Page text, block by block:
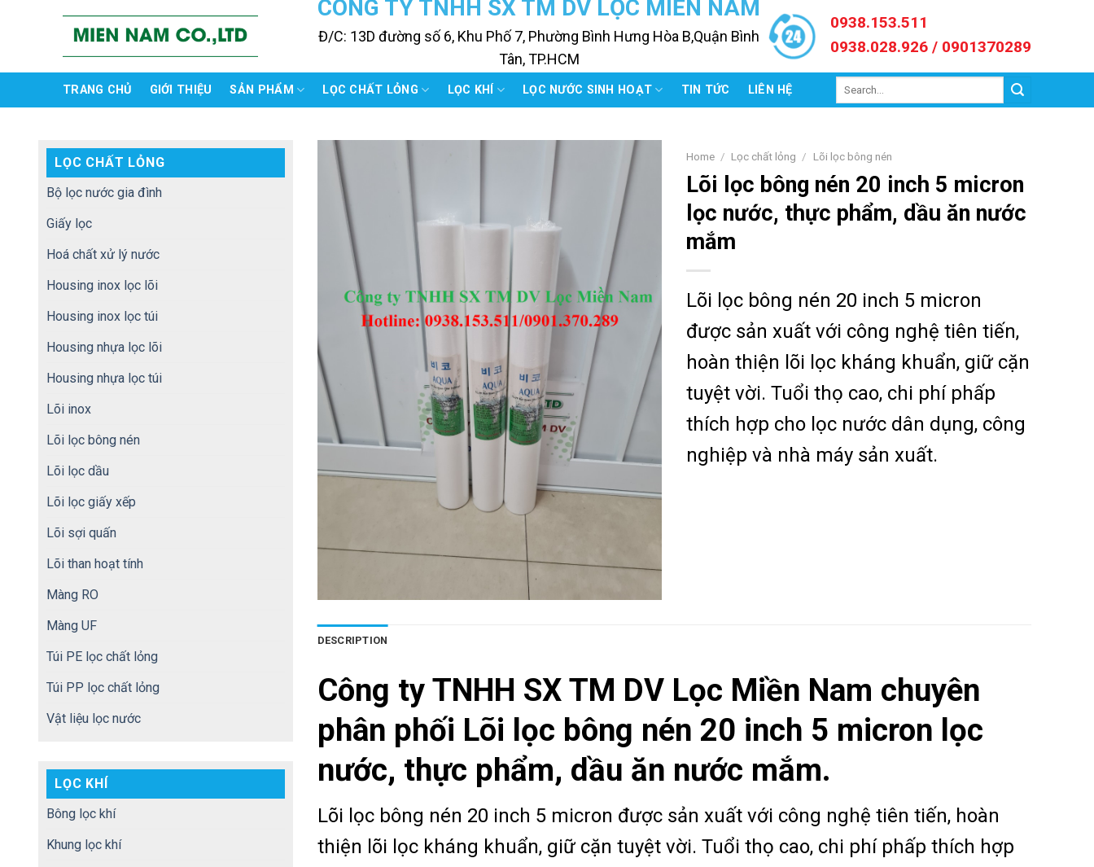
CÔNG TY TNHH SX TM DV LỌC MIỀN NAM
Đ/C: 13D đường số 6, Khu Phố 7, Phường Bình Hưng Hòa B,Quận Bình
Tân, TP.HCM
0938.153.511
0938.028.926 / 0901370289
TRANG CHỦ GIỚI THIỆU SẢN PHẨM LỌC CHẤT LỎNG LỌC KHÍ LỌC NƯỚC SINH HOẠT TIN TỨC LIÊN HỆ
LỌC CHẤT LỎNG
Bộ lọc nước gia đình
Giấy lọc
Hoá chất xử lý nước
Housing inox lọc lõi
Housing inox lọc túi
Housing nhựa lọc lõi
Housing nhựa lọc túi
Lõi inox
Lõi lọc bông nén
Lõi lọc dầu
Lõi lọc giấy xếp
Lõi sợi quấn
Lõi than hoạt tính
Màng RO
Màng UF
Túi PE lọc chất lỏng
Túi PP lọc chất lỏng
Vật liệu lọc nước
LỌC KHÍ
Bông lọc khí
Khung lọc khí
Home / Lọc chất lỏng / Lõi lọc bông nén
Lõi lọc bông nén 20 inch 5 micron
lọc nước, thực phẩm, dầu ăn nước
mắm
Lõi lọc bông nén 20 inch 5 micron
được sản xuất với công nghệ tiên tiến,
hoàn thiện lõi lọc kháng khuẩn, giữ cặn
tuyệt vời. Tuổi thọ cao, chi phí phấp
thích hợp cho lọc nước dân dụng, công
nghiệp và nhà máy sản xuất.
DESCRIPTION
Công ty TNHH SX TM DV Lọc Miền Nam chuyên
phân phối Lõi lọc bông nén 20 inch 5 micron lọc
nước, thực phẩm, dầu ăn nước mắm.
Lõi lọc bông nén 20 inch 5 micron được sản xuất với công nghệ tiên tiến, hoàn
thiện lõi lọc kháng khuẩn, giữ cặn tuyệt vời. Tuổi thọ cao, chi phí phấp thích hợp